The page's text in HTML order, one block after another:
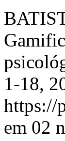
1-18,
https://
em 02